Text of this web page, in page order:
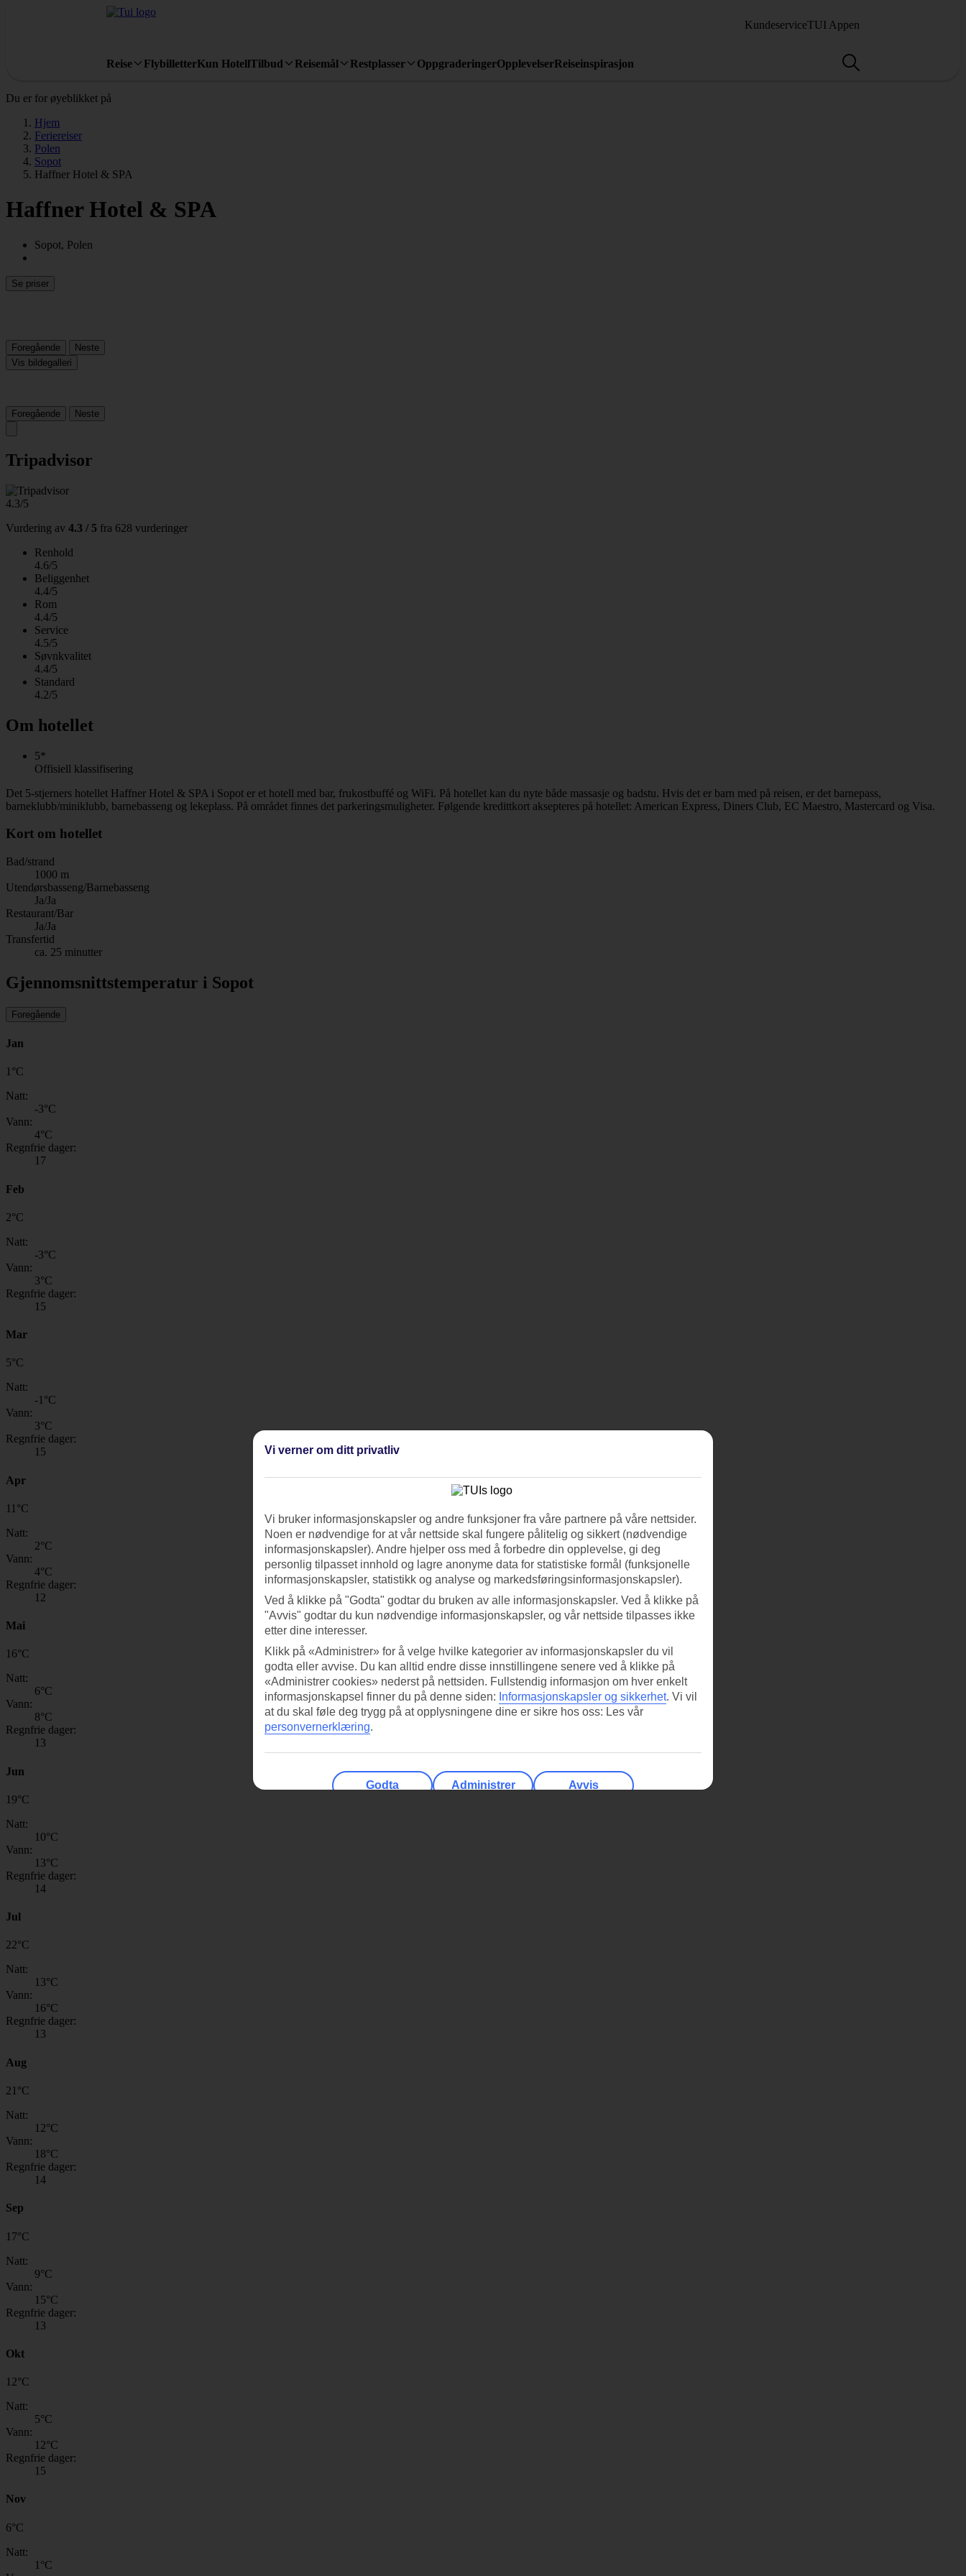
KundeserviceTUI Appen
Reise FlybilletterKun HotellTilbud Reisemål Restplasser OppgraderingerOpplevelserReiseinspirasjon
Du er for øyeblikket på
Hjem
Feriereiser
Polen
Sopot
Haffner Hotel & SPA
Haffner Hotel & SPA
Sopot, Polen
Se priser
Foregående
Neste
Vis bildegalleri
Foregående Neste
Tripadvisor
4.3/5
Vurdering av 4.3 / 5 fra 628 vurderinger
Renhold
4.6/5
Beliggenhet
4.4/5
Rom
4.4/5
Service
4.5/5
Søvnkvalitet
4.4/5
Standard
4.2/5
Om hotellet
5*
Offisiell klassifisering
Det 5-stjerners hotellet Haffner Hotel & SPA i Sopot er et hotell med bar, frukostbuffé og WiFi. På hotellet kan du nyte både massasje og badstu. Hvis det er barn med på reisen, er det barnepass,
barneklubb/miniklubb, barnebasseng og lekeplass. På området finnes det parkeringsmuligheter. Følgende kredittkort aksepteres på hotellet: American Express, Diners Club, EC Maestro, Mastercard og Visa.
Kort om hotellet
Bad/strand
1000 m
Utendørsbasseng/Barnebasseng
Ja/Ja
Restaurant/Bar
Ja/Ja
Transfertid
ca. 25 minutter
Gjennomsnittstemperatur i Sopot
Foregående
Jan
1 °C
Natt:
-3°C
Vann:
4°C
Regnfrie dager:
17
Feb
2°C
Natt:
-3°C
Vann:
3°C
Regnfrie dager:
15
Mar
5°C
Natt:
-1 °C
Vann:
3°C
Regnfrie dager:
15
Apr
11 °C
Natt:
2°C
Vann:
4°C
Regnfrie dager:
12
Mai
16°C
Natt:
6°C
Vann:
8°C
Regnfrie dager:
13
Jun
19°C
Natt:
10°C
Vann:
13°C
Regnfrie dager:
14
Jul
22°C
Natt:
13°C
Vann:
16°C
Regnfrie dager:
13
Aug
21 °C
Natt:
12°C
Vann:
18°C
Regnfrie dager:
14
Sep
17°C
Natt:
9°C
Vann:
15°C
Regnfrie dager:
13
Okt
12°C
Natt:
5°C
Vann:
12°C
Regnfrie dager:
15
Nov
6°C
Natt:
1 °C
Vi verner om ditt privatliv
Vi bruker informasjonskapsler og andre funksjoner fra våre partnere på våre nettsider.
Noen er nødvendige for at vår nettside skal fungere pålitelig og sikkert (nødvendige
informasjonskapsler). Andre hjelper oss med å forbedre din opplevelse, gi deg
personlig tilpasset innhold og lagre anonyme data for statistiske formål (funksjonelle
informasjonskapsler, statistikk og analyse og markedsføringsinformasjonskapsler).
Ved å klikke på "Godta" godtar du bruken av alle informasjonskapsler. Ved å klikke på
"Avvis" godtar du kun nødvendige informasjonskapsler, og vår nettside tilpasses ikke
etter dine interesser.
Klikk på «Administrer» for å velge hvilke kategorier av informasjonskapsler du vil
godta eller avvise. Du kan alltid endre disse innstillingene senere ved å klikke på
«Administrer cookies» nederst på nettsiden. Fullstendig informasjon om hver enkelt
informasjonskapsel finner du på denne siden: Informasjonskapsler og sikkerhet. Vi vil
at du skal føle deg trygg på at opplysningene dine er sikre hos oss: Les vår
personvernerklæring.
Godta Administrer Avvis